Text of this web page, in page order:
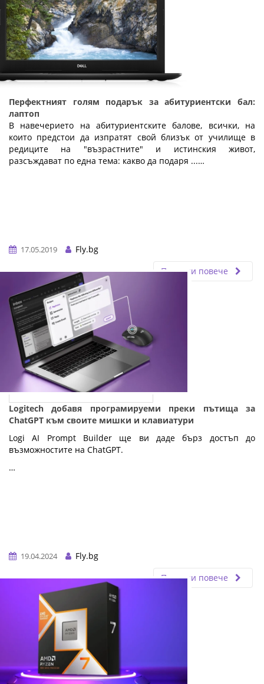
Перфектният голям подарък за абитуриентски бал:
лаптоп
В навечерието на абитуриентските балове, всички, на
които предстои да изпратят свой близък от училище в
редиците на "възрастните" и истинския живот,
разсъждават по една тема: какво да подаря ...…
17.05.2019
Fly.bg
Прочети повече
Logitech добавя програмируеми преки пътища за
ChatGPT към своите мишки и клавиатури
Logi AI Prompt Builder ще ви даде бърз достъп до
възможностите на ChatGPT.
…
19.04.2024
Fly.bg
Прочети повече